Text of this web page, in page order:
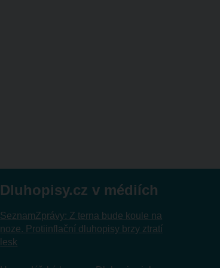
Dluhopisy.cz v médiích
SeznamZprávy: Z terna bude koule na
noze. Protiinflační dluhopisy brzy ztratí
lesk